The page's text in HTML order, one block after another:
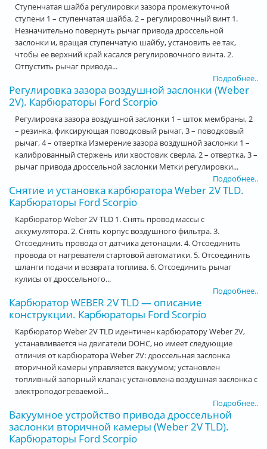
Ступенчатая шайба регулировки зазора промежуточной
ступени 1 – ступенчатая шайба, 2 – регулировочный винт 1.
Незначительно повернуть рычаг привода дроссельной
заслонки и, вращая ступенчатую шайбу, установить ее так,
чтобы ее верхний край касался регулировочного винта. 2.
Отпустить рычаг привода...
Подробнее..
Регулировка зазора воздушной заслонки (Weber
2V). Карбюраторы Ford Scorpio
Регулировка зазора воздушной заслонки 1 – шток мембраны, 2
– резинка, фиксирующая поводковый рычаг, 3 – поводковый
рычаг, 4 – отвертка Измерение зазора воздушной заслонки 1 –
калиброванный стержень или хвостовик сверла, 2 – отвертка, 3 –
рычаг привода дроссельной заслонки Метки регулировки...
Подробнее..
Снятие и установка карбюратора Weber 2V TLD.
Карбюраторы Ford Scorpio
Карбюратор Weber 2V TLD 1. Снять провод массы с
аккумулятора. 2. Снять корпус воздушного фильтра. 3.
Отсоединить провода от датчика детонации. 4. Отсоединить
провода от нагревателя стартовой автоматики. 5. Отсоединить
шланги подачи и возврата топлива. 6. Отсоединить рычаг
кулисы от дроссельного...
Подробнее..
Карбюратор WEBER 2V TLD — описание
конструкции. Карбюраторы Ford Scorpio
Карбюратор Weber 2V TLD идентичен карбюратору Weber 2V,
устанавливается на двигатели DOHC, но имеет следующие
отличия от карбюратора Weber 2V: дроссельная заслонка
вторичной камеры управляется вакуумом; установлен
топливный запорный клапан; установлена воздушная заслонка с
электроподогреваемой...
Подробнее..
Вакуумное устройство привода дроссельной
заслонки вторичной камеры (Weber 2V TLD).
Карбюраторы Ford Scorpio